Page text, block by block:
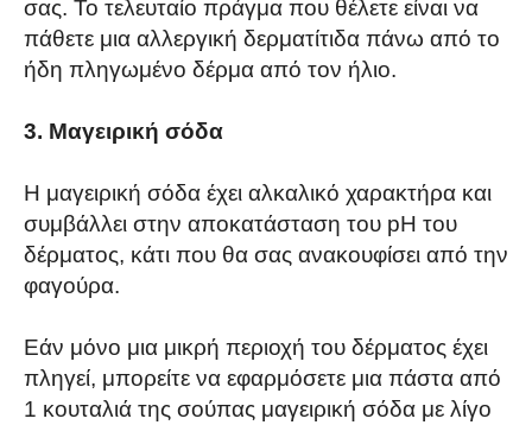
σας. Το τελευταίο πράγμα που θέλετε είναι να
πάθετε μια αλλεργική δερματίτιδα πάνω από το
ήδη πληγωμένο δέρμα από τον ήλιο.
3. Μαγειρική σόδα
Η μαγειρική σόδα έχει αλκαλικό χαρακτήρα και
συμβάλλει στην αποκατάσταση του pH του
δέρματος, κάτι που θα σας ανακουφίσει από την
φαγούρα.
Εάν μόνο μια μικρή περιοχή του δέρματος έχει
πληγεί, μπορείτε να εφαρμόσετε μια πάστα από
1 κουταλιά της σούπας μαγειρική σόδα με λίγο